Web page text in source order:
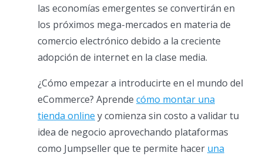
las economías emergentes se convertirán en
los próximos mega-mercados en materia de
comercio electrónico debido a la creciente
adopción de internet en la clase media.
¿Cómo empezar a introducirte en el mundo del
eCommerce? Aprende cómo montar una
tienda online y comienza sin costo a validar tu
idea de negocio aprovechando plataformas
como Jumpseller que te permite hacer una